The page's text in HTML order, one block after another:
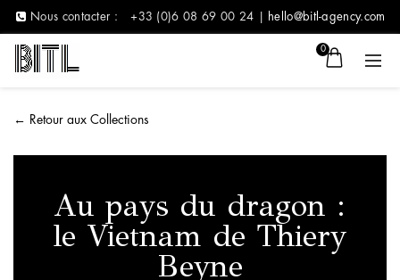
Nous contacter : +33 (0)6 08 69 00 24 | hello@bitl-agency.com
0
← Retour aux Collections
Au pays du dragon :
le Vietnam de Thiery
Beyne